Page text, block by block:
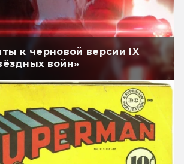
к черновой версии IX
войн»